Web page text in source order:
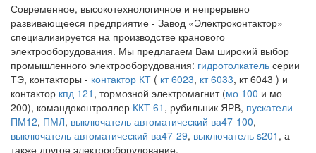
Современное, высокотехнологичное и непрерывно
развивающееся предприятие - Завод «Электроконтактор»
специализируется на производстве кранового
электрооборудования. Мы предлагаем Вам широкий выбор
промышленного электрооборудования: гидротолкатель серии
ТЭ, контакторы - контактор КТ ( кт 6023, кт 6033, кт 6043 ) и
контактор кпд 121 , тормозной электромагнит (мо 100 и мо
200), командоконтроллер ККТ 61 , рубильник ЯРВ, пускатели
ПМ12, ПМЛ, выключатель автоматический ва47-100,
выключатель автоматический ва47-29, выключатель s201 , а
также другое электрооборудование.